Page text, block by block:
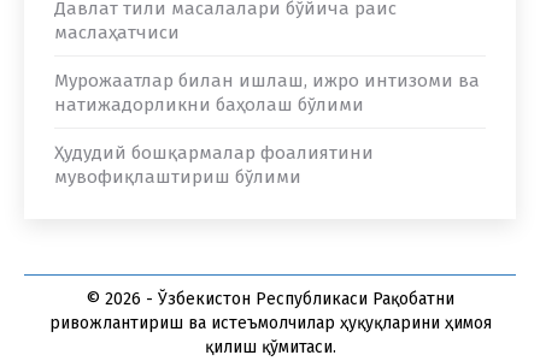
Давлат тили масалалари бўйича раис
маслаҳатчиси
Мурожаатлар билан ишлаш, ижро интизоми ва
натижадорликни баҳолаш бўлими
Ҳудудий бошқармалар фоалиятини
мувофиқлаштириш бўлими
© 2026 - Ўзбекистон Республикаси Рақобатни
ривожлантириш ва истеъмолчилар ҳуқуқларини ҳимоя
қилиш қўмитаси.